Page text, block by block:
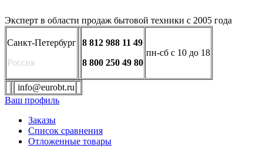
Эксперт в области продаж бытовой техники с 2005 года
Санкт-Петербург
Россия
8 812 988 11 49
8 800 250 49 80
пн-сб с 10 до 18
info@eurobt.ru
Ваш профиль
Заказы
Список сравнения
Отложенные товары